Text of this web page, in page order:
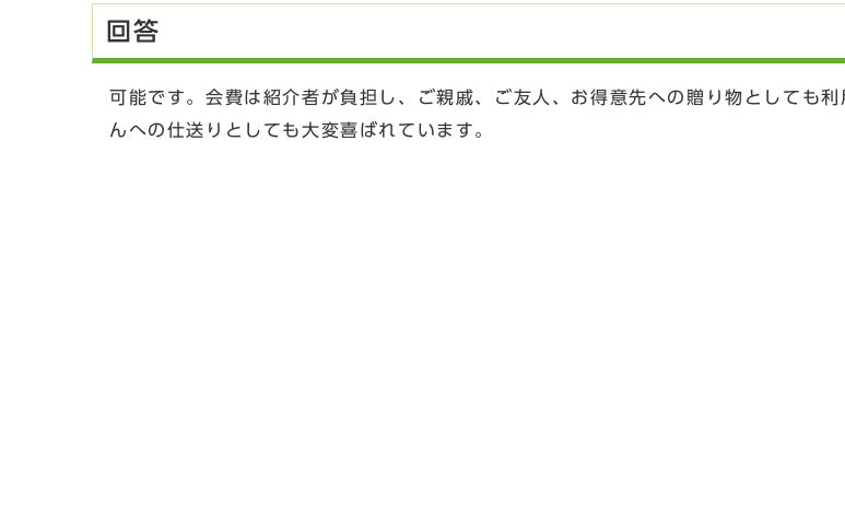
回答
可能です。会費は紹介者が負担し、ご親戚、ご友人、お得意先への贈り物としても
んへの仕送りとしても大変喜ばれています。